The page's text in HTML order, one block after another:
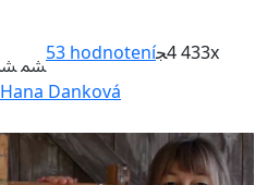
53 hodnotení 4 433x
Hana Danková